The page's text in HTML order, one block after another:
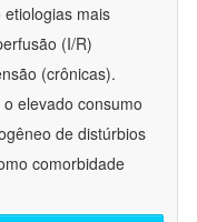
mais
(I/R)
(crônicas).
elevado consumo
de distúrbios
comorbidade